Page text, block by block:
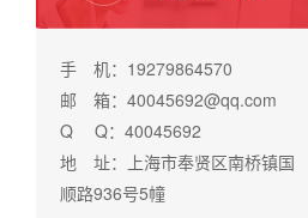
手 机：19279864570
邮 箱：40045692@qq.com
Q Q：40045692
地 址：上海市奉贤区南桥镇国
顺路936号5幢